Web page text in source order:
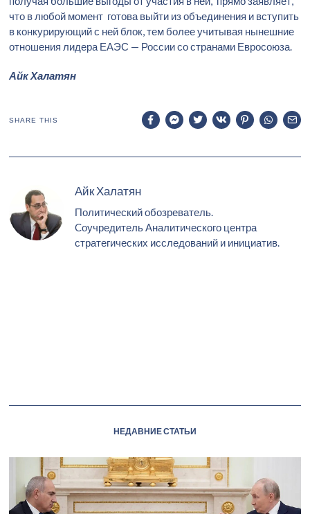
что в любой момент готова выйти из объединения и вступить
в конкурирующий с ней блок, тем более учитывая нынешние
отношения лидера ЕАЭС — России со странами Евросоюза.
Айк Халатян
SHARE THIS
Айк Халатян
Политический обозреватель.
Cоучредитель Аналитического центра
стратегических исследований и инициатив.
НЕДАВНИЕ СТАТЬИ